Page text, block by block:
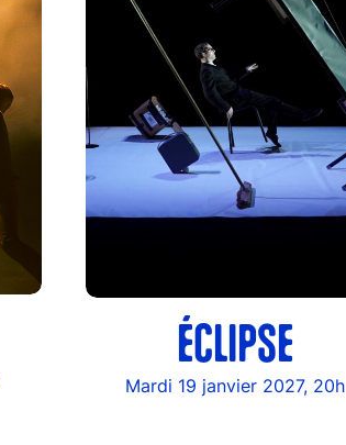
ÉCLIPSE
Mardi 19 janvier 2027, 20h